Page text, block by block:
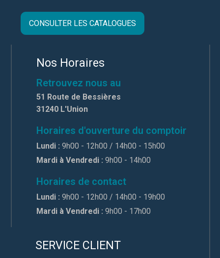
CONSULTER LES CATALOGUES
Nos Horaires
Retrouvez nous au
51 Route de Bessières
31240 L'Union
Horaires d'ouverture du comptoir
Lundi : 9h00 - 12h00 / 14h00 - 15h00
Mardi à Vendredi : 9h00 - 14h00
Horaires de contact
Lundi : 9h00 - 12h00 / 14h00 - 19h00
Mardi à Vendredi : 9h00 - 17h00
SERVICE CLIENT